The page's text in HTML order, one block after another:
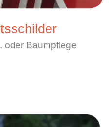
oder Baumpflege